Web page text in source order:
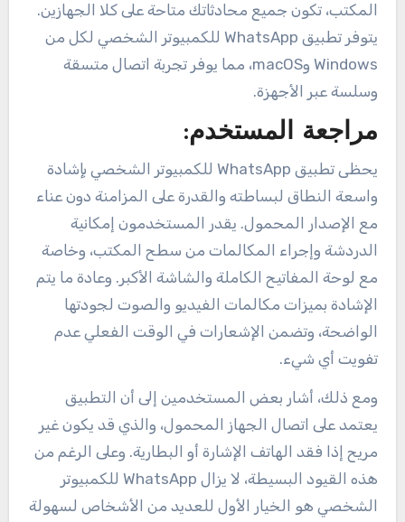
المكتب، تكون جميع محادثاتك متاحة على كلا الجهازين.
يتوفر تطبيق WhatsApp للكمبيوتر الشخصي لكل من
Windows وmacOS، مما يوفر تجربة اتصال متسقة
وسلسة عبر الأجهزة.
مراجعة المستخدم:
يحظى تطبيق WhatsApp للكمبيوتر الشخصي بإشادة
واسعة النطاق لبساطته والقدرة على المزامنة دون عناء
مع الإصدار المحمول. يقدر المستخدمون إمكانية
الدردشة وإجراء المكالمات من سطح المكتب، وخاصة
مع لوحة المفاتيح الكاملة والشاشة الأكبر. وعادة ما يتم
الإشادة بميزات مكالمات الفيديو والصوت لجودتها
الواضحة، وتضمن الإشعارات في الوقت الفعلي عدم
تفويت أي شيء.
ومع ذلك، أشار بعض المستخدمين إلى أن التطبيق
يعتمد على اتصال الجهاز المحمول، والذي قد يكون غير
مريح إذا فقد الهاتف الإشارة أو البطارية. وعلى الرغم من
هذه القيود البسيطة، لا يزال WhatsApp للكمبيوتر
الشخصي هو الخيار الأول للعديد من الأشخاص لسهولة